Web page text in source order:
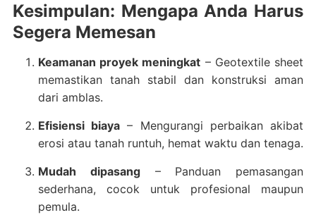
Kesimpulan: Mengapa Anda Harus
Segera Memesan
Keamanan proyek meningkat – Geotextile sheet
memastikan tanah stabil dan konstruksi aman
dari amblas.
Efisiensi biaya – Mengurangi perbaikan akibat
erosi atau tanah runtuh, hemat waktu dan tenaga.
Mudah dipasang– Panduan pemasangan
sederhana, cocok untuk profesional maupun
pemula.